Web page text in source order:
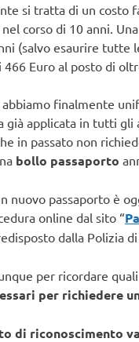
si tratta di un costo
corso di 10 anni.
(salvo esaurire tutte
Euro al posto di
finalmente
già applicata in tutti gli
in passato non
bollo passaporto
nuovo passaporto è
online dal sito “
dalla Polizia di
per ricordare
per richiedere
di riconoscimento